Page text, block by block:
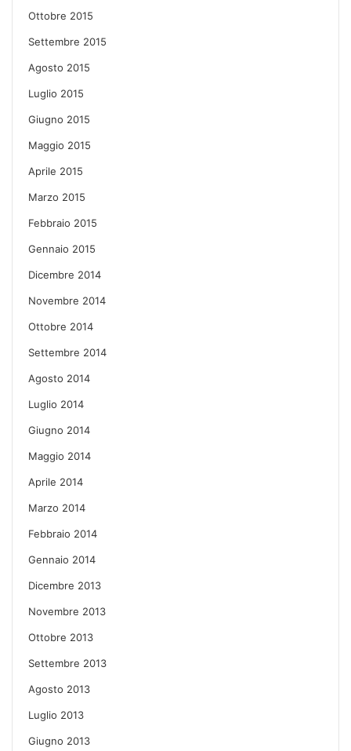
Ottobre 2015
Settembre 2015
Agosto 2015
Luglio 2015
Giugno 2015
Maggio 2015
Aprile 2015
Marzo 2015
Febbraio 2015
Gennaio 2015
Dicembre 2014
Novembre 2014
Ottobre 2014
Settembre 2014
Agosto 2014
Luglio 2014
Giugno 2014
Maggio 2014
Aprile 2014
Marzo 2014
Febbraio 2014
Gennaio 2014
Dicembre 2013
Novembre 2013
Ottobre 2013
Settembre 2013
Agosto 2013
Luglio 2013
Giugno 2013